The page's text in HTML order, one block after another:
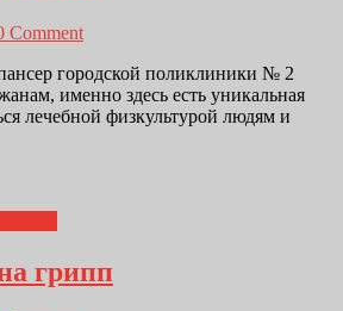
Comment
городской поликлиники № 2
именно здесь есть уникальная
лечебной физкультурой людям и
грипп